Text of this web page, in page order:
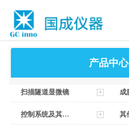
产品中心
扫描隧道显微镜 成
控制系统及其软件 其